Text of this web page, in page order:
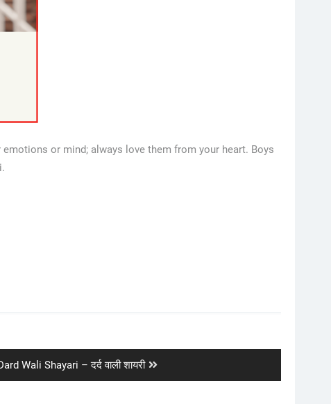
or mind; always love them from your heart. Boys
Wali Shayari – दर्द वाली शायरी